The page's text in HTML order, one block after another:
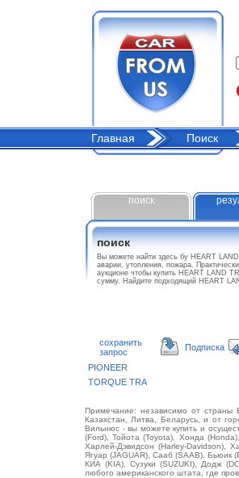
Главная Поиск
поиск
поиск
Вы можете найти здесь бу HEART
аварии, утопления, пожара.
аукционе чтобы купить HEART LAND
сумму. Найдите подходящий HEART
сохранить
запрос
Подписка
PIONEER
TORQUE TRA
Примечание: независимо от страны
Казахстан, Литва, Беларусь, и от
Вильнюс - вы можете купить и
(Ford), Тойота (Toyota), Хонда
Харлей-Дэвидсон (Harley-Davidson),
Ягуар (JAGUAR), Сааб (SAAB), Бьюик
КИА (KIA), Сузуки (SUZUKI), Додж
любого американского штата, где